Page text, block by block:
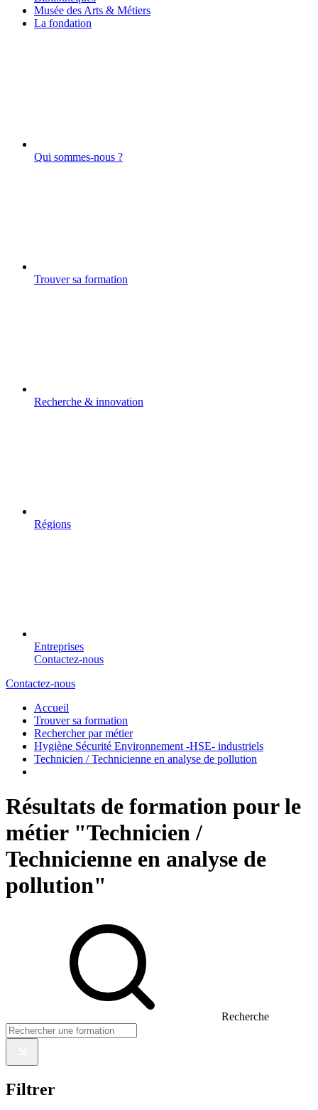
Musée des Arts & Métiers
La fondation
Qui sommes-nous ?
Trouver sa formation
Recherche & innovation
Régions
Entreprises
Contactez-nous
Contactez-nous
Accueil
Trouver sa formation
Rechercher par métier
Hygiène Sécurité Environnement -HSE- industriels
Technicien / Technicienne en analyse de pollution
Résultats de formation pour le
métier "Technicien /
Technicienne en analyse de
pollution"
Recherche
Filtrer